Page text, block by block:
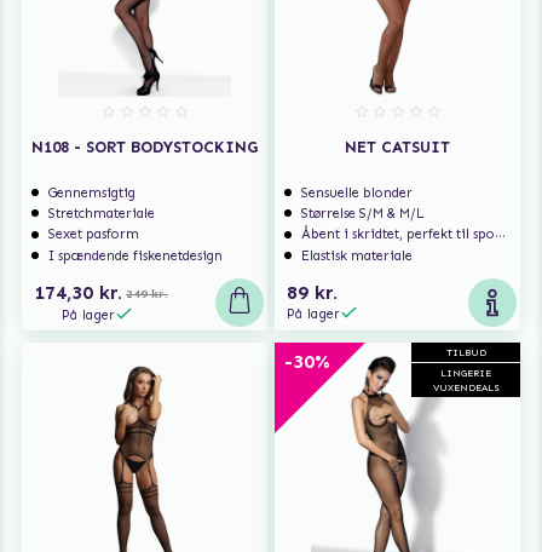
N108 - SORT BODYSTOCKING
Gennemsigtig
Stretchmateriale
Sexet pasform
I spændende fiskenetdesign
174,30 kr. 249 kr.
På lager
NET CATSUIT
Sensuelle blonder
Størrelse S/M & M/L
Åbent i skridtet, perfekt til spontan sex
Elastisk materiale
89 kr.
På lager
TILBUD
LINGERIE
VUXENDEALS
-30%